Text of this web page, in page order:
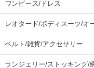
ワンピース/ドレス
レオタード/ボディスーツ/オ
ベルト/雑貨/アクセサリー
ランジェリー/ストッキング/